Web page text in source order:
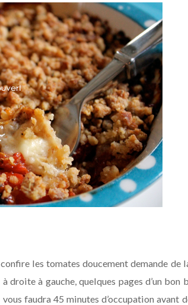
les tomates doucement demande de
à gauche, quelques pages d’un bon
faudra 45 minutes d’occupation avant